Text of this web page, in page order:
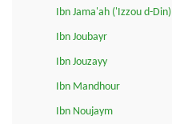
Ibn Jama'ah ('Izzou d-Din)
Ibn Joubayr
Ibn Jouzayy
Ibn Mandhour
Ibn Noujaym